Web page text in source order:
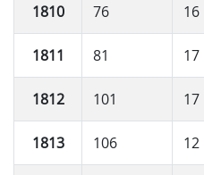
1810 76 16
1811 81 17
1812 101 17
1813 106 12